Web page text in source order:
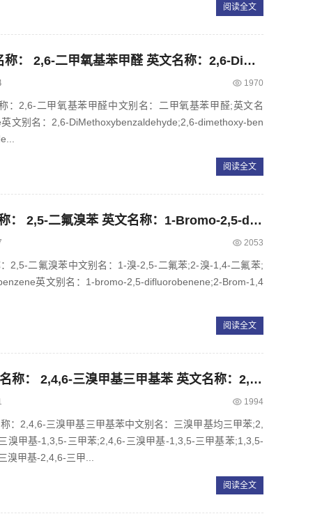
阅读全文
CAS： 3392-97-0，中文名称： 2,6-二甲氧基苯甲醛 英文名称：2,6-Dimethoxybenzaldehyde
1970
：2,6-二甲氧基苯甲醛中文别名：二甲氧基苯甲醛;英文名
文别名：2,6-DiMethoxybenzaldehyde;2,6-dimethoxy-ben
阅读全文
CAS： 399-94-0，中文名称： 2,5-二氟溴苯 英文名称：1-Bromo-2,5-difluorobenzene
2053
2,5-二氟溴苯中文别名：1-溴-2,5-二氟苯;2-溴-1,4-二氟苯;
英文别名：1-bromo-2,5-difluorobenene;2-Brom-1,4
阅读全文
CAS： 21988-87-4，中文名称： 2,4,6-三溴甲基三甲基苯 英文名称：2,4,6-Tris(bromomethyl)mesitylene
1994
：2,4,6-三溴甲基三甲基苯中文别名：三溴甲基均三甲苯;2,
溴甲基-1,3,5-三甲苯;2,4,6-三溴甲基-1,3,5-三甲基苯;1,3,5-
溴甲基-2,4,6-三甲...
阅读全文